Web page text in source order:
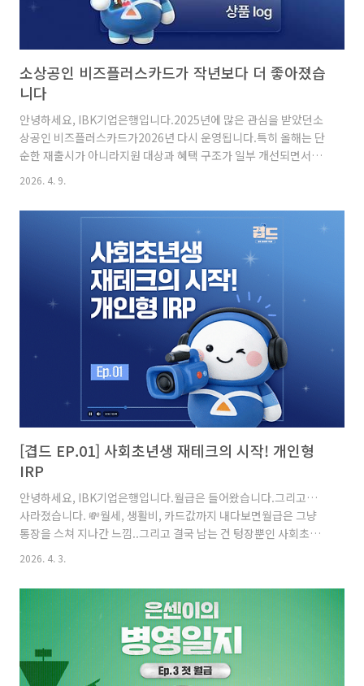
소상공인 비즈플러스카드가 작년보다 더 좋아졌습
니다
안녕하세요, IBK기업은행입니다.2025년에 많은 관심을 받았던소
상공인 비즈플러스카드가2026년 다시 운영됩니다.특히 올해는 단
순한 재출시가 아니라지원 대상과 혜택 구조가 일부 개선되면서더
많은 소상공인이 이용할 수 있게 변경되었습니다.작년에 관심은 있
인해 볼 필요가 있습니다!이번 글에서는 2025년 대비달라진 핵심
내용 5가지를 중심으로정리해 보겠습니다.소상공인 비즈플러스카
드 [소상공인 비즈플러스카드]상품명소상공인 비즈플러스카드발
급대상지역신용보증재단에서 신용카드 보증 승인이 완료된 개인사
업자사용처경영활동과 관련 있는 업종에서만 사용 가능(사용처 확
대) 과연 2026년엔어떻게 달라졌을까요? 2025년 상품의 경우 캐
시백 혜택이카드 발급 후 1..
2026. 4. 9.
[겹드 EP.01] 사회초년생 재테크의 시작! 개인형
IRP
안녕하세요, IBK기업은행입니다.월급은 들어왔습니다.그리고…
사라졌습니다. 💸월세, 생활비, 카드값까지 내다보면월급은 그냥
통장을 스쳐 지나간 느낌..그리고 결국 남는 건 텅장뿐인 사회초년
생🥹재테크 이거 다들 어떻게 시작하는 거죠..?저만 아직 시작 못
은행 숏드라마 시리즈 ‘겹드’를 소개합니다.👉 IBK기업은행_겹드
_EP.1_보러가기 겹드 1화에서는사회초년생의 재테크 고민을 이
야기로 담았는데요.1화에 나오는 개인형 IRP(퇴직연금)은 무엇일
까요? 재테크의 시작, 개인형 IRP 재테크를 시작할 때 많은 사람들
이관심을 갖는 금융상품 중 하나가 바로개인형 IRP입니다.개인형
IRP는 근로자, 개인사업자 등소득이 있는 고객 모두 가입할..
2026. 4. 3.